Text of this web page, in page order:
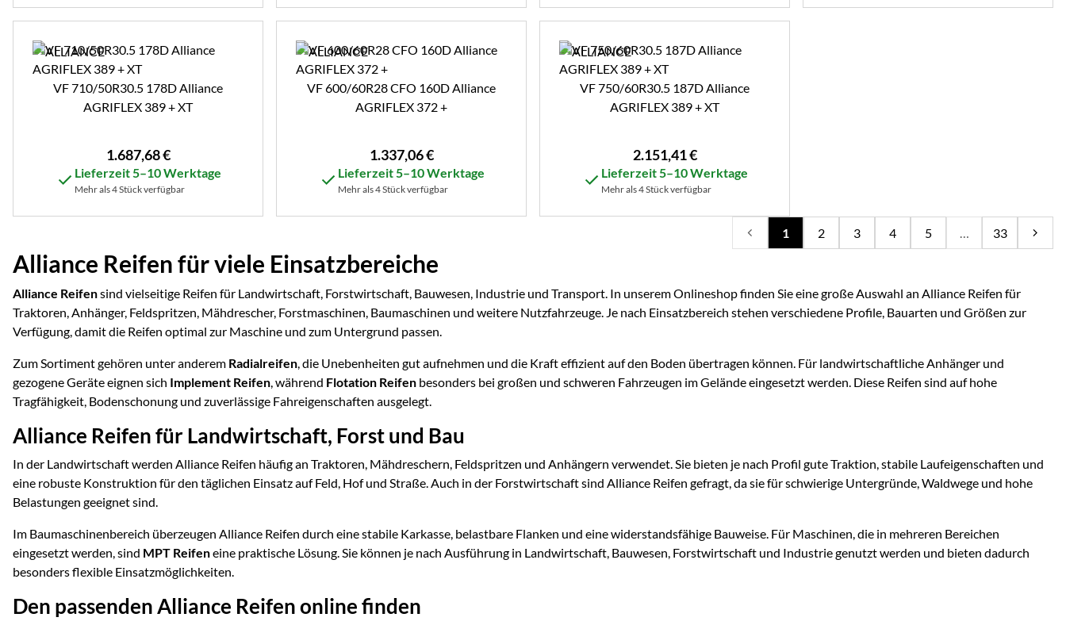
VF 710/50R30.5 178D Alliance
AGRIFLEX 389 + XT
1.687,68€
Lieferzeit 5–10 Werktage
Mehr als 4 Stück verfügbar
VF 600/60R28 CFO 160D Alliance
AGRIFLEX 372 +
1.337,06€
Lieferzeit 5–10 Werktage
Mehr als 4 Stück verfügbar
VF 750/60R30.5 187D Alliance
AGRIFLEX 389 + XT
2.151,41€
Lieferzeit 5–10 Werktage
Mehr als 4 Stück verfügbar
1 2 3 4 5 33
Alliance Reifen für viele Einsatzbereiche
Alliance Reifensind vielseitige Reifen für Landwirtschaft, Forstwirtschaft, Bauwesen, Industrie und Transport. In unserem Onlineshop finden Sie eine große Auswahl an Alliance Reifen für
Traktoren, Anhänger, Feldspritzen, Mähdrescher, Forstmaschinen, Baumaschinen und weitere Nutzfahrzeuge. Je nach Einsatzbereich stehen verschiedene Profile, Bauarten und Größen zur
Verfügung, damit die Reifen optimal zur Maschine und zum Untergrund passen.
Zum Sortiment gehören unter anderem Radialreifen , die Unebenheiten gut aufnehmen und die Kraft effizient auf den Boden übertragen können. Für landwirtschaftliche Anhänger und
gezogene Geräte eignen sich Implement Reifen , während Flotation Reifen besonders bei großen und schweren Fahrzeugen im Gelände eingesetzt werden. Diese Reifen sind auf hohe
Tragfähigkeit, Bodenschonung und zuverlässige Fahreigenschaften ausgelegt.
Alliance Reifen für Landwirtschaft, Forst und Bau
In der Landwirtschaft werden Alliance Reifen häufig an Traktoren, Mähdreschern, Feldspritzen und Anhängern verwendet. Sie bieten je nach Profil gute Traktion, stabile Laufeigenschaften und
eine robuste Konstruktion für den täglichen Einsatz auf Feld, Hof und Straße. Auch in der Forstwirtschaft sind Alliance Reifen gefragt, da sie für schwierige Untergründe, Waldwege und hohe
Belastungen geeignet sind.
Im Baumaschinenbereich überzeugen Alliance Reifen durch eine stabile Karkasse, belastbare Flanken und eine widerstandsfähige Bauweise. Für Maschinen, die in mehreren Bereichen
eingesetzt werden, sind MPT Reifeneine praktische Lösung. Sie können je nach Ausführung in Landwirtschaft, Bauwesen, Forstwirtschaft und Industrie genutzt werden und bieten dadurch
besonders flexible Einsatzmöglichkeiten.
Den passenden Alliance Reifen online finden